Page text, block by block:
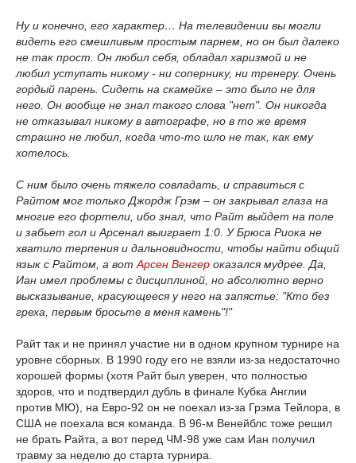
Ну и конечно, его характер… На телевидении вы могли
видеть его смешливым простым парнем, но он был далеко
не так прост. Он любил себя, обладал харизмой и не
любил уступать никому - ни сопернику, ни тренеру. Очень
гордый парень. Сидеть на скамейке – это было не для
него. Он вообще не знал такого слова "нет". Он никогда
не отказывал никому в автографе, но в то же время
страшно не любил, когда что-то шло не так, как ему
хотелось.
С ним было очень тяжело совладать, и справиться с
Райтом мог только Джордж Грэм – он закрывал глаза на
многие его фортели, ибо знал, что Райт выйдет на поле
и забьет гол и Арсенал выиграет 1:0. У Брюса Риока не
хватило терпения и дальновидности, чтобы найти общий
язык с Райтом, а вот Арсен Венгер оказался мудрее. Да,
Иан имел проблемы с дисциплиной, но абсолютно верно
высказывание, красующееся у него на запястье: "Кто без
греха, первым бросьте в меня камень"!"
Райт так и не принял участие ни в одном крупном турнире на
уровне сборных. В 1990 году его не взяли из-за недостаточно
хорошей формы (хотя Райт был уверен, что полностью
здоров, что и подтвердил дубль в финале Кубка Англии
против МЮ), на Евро-92 он не поехал из-за Грэма Тейлора, в
США не поехала вся команда. В 96-м Венейблс тоже решил
не брать Райта, а вот перед ЧМ-98 уже сам Иан получил
травму за неделю до старта турнира.